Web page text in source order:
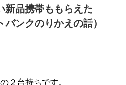
新品携帯ももらえた
バンクのりかえの話）
２台持ちです。